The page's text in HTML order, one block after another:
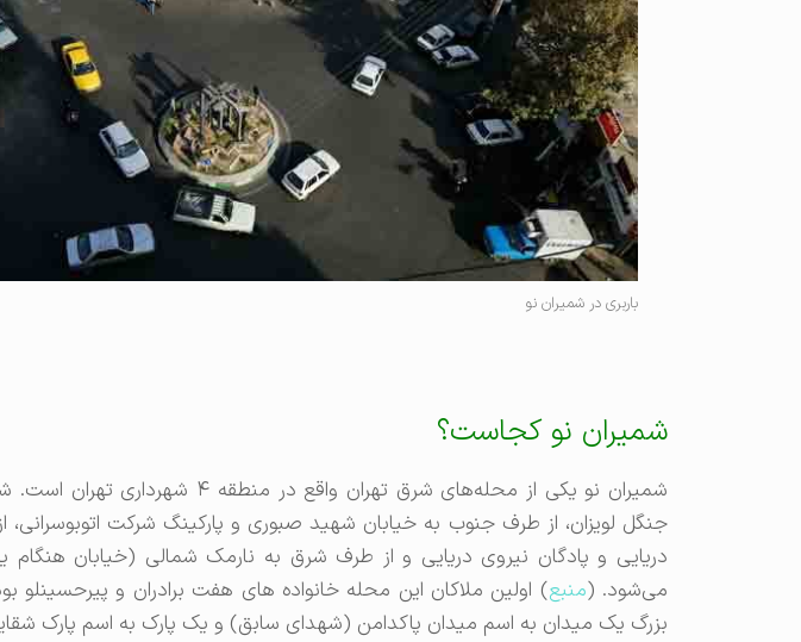
باربری در شمیران نو
شمیران نو کجاست؟
شمیران نو یکی از محله‌های شرق تهران واقع
جنگل لویزان، از طرف جنوب به خیابان شهید صبوری و پارکینگ شرکت اتوبوسرانی،
دریایی و پادگان نیروی دریایی و از طرف شرق به نارمک شمالی (خیابان
می‌شود. (منبع) اولین ملاکان این محله خانواده ­های هفت برادران و پیرحسینلو
بزرگ یک میدان به اسم میدان پاکدامن (شهدای سابق) و یک پارک به اسم پارک